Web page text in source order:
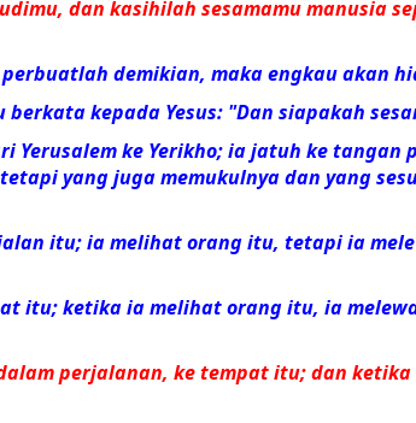
dan kasihilah sesamamu manusia
demikian, maka engkau akan
kepada Yesus: "Dan siapakah
Yerusalem ke Yerikho; ia jatuh ke tangan
yang juga memukulnya dan yang
itu; ia melihat orang itu, tetapi ia
itu; ketika ia melihat orang itu, ia
perjalanan, ke tempat itu; dan